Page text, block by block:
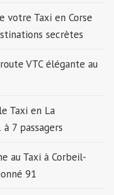
votre Taxi en Corse
secrètes
VTC élégante au
Taxi en La
7 passagers
au Taxi à Corbeil-
91